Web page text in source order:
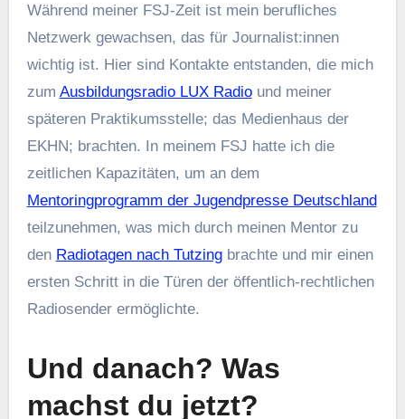
Während meiner FSJ-Zeit ist mein berufliches
Netzwerk gewachsen, das für Journalist:innen
wichtig ist. Hier sind Kontakte entstanden, die mich
zum Ausbildungsradio LUX Radiound meiner
späteren Praktikumsstelle; das Medienhaus der
EKHN; brachten. In meinem FSJ hatte ich die
zeitlichen Kapazitäten, um an dem
Mentoringprogramm der Jugendpresse Deutschland
teilzunehmen, was mich durch meinen Mentor zu
den Radiotagen nach Tutzingbrachte und mir einen
ersten Schritt in die Türen der öffentlich-rechtlichen
Radiosender ermöglichte.
Und danach? Was
machst du jetzt?